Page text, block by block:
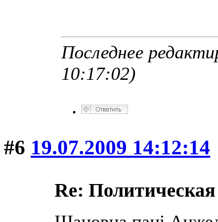
Последнее
10:17:02)
#6 19.07.2009 14:12:14
Re: